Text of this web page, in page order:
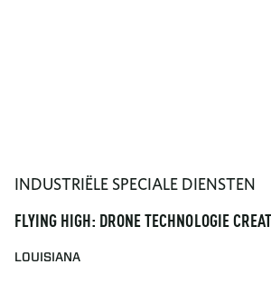
INDUSTRIËLE SPECIALE DIENSTEN
FLYING HIGH: DRONE TECHNOLOGIE
LOUISIANA